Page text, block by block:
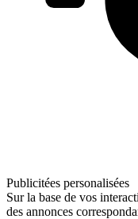
Publicitées personalisées
Sur la base de vos
des annonces